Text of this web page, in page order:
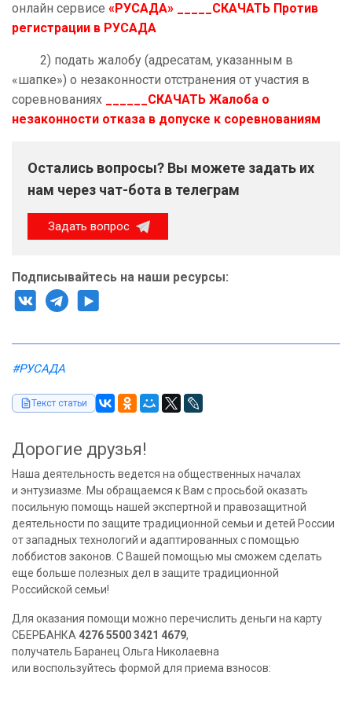
онлайн сервисе «РУСАДА» _____СКАЧАТЬ Против
регистрации в РУСАДА
2) подать жалобу (адресатам, указанным в
«шапке») о незаконности отстранения от участия в
соревнованиях
______СКАЧАТЬ Жалоба о
незаконности отказа в допуске к соревнованиям
Остались вопросы? Вы можете задать их
нам через чат-бота в телеграм
Задать вопрос
Подписывайтесь на наши ресурсы:
#РУСАДА
Текст статьи
Дорогие друзья!
Наша деятельность ведется на общественных началах
и энтузиазме. Мы обращаемся к Вам с просьбой оказать
посильную помощь нашей экспертной и правозащитной
деятельности по защите традиционной семьи и детей России
от западных технологий и адаптированных с помощью
лоббистов законов. С Вашей помощью мы сможем сделать
еще больше полезных дел в защите традиционной
Российской семьи!
Для оказания помощи можно перечислить деньги на карту
СБЕРБАНКА 4276 5500 3421 4679,
получатель Баранец Ольга Николаевна
или воспользуйтесь формой для приема взносов: